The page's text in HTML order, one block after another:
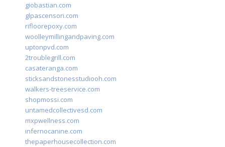
giobastian.com
glpascensori.com
rifloorepoxy.com
woolleymillingandpaving.com
uptonpvd.com
2troublegrill.com
casateranga.com
sticksandstonesstudiooh.com
walkers-treeservice.com
shopmossi.com
untamedcollectivesd.com
mxpwellness.com
infernocanine.com
thepaperhousecollection.com